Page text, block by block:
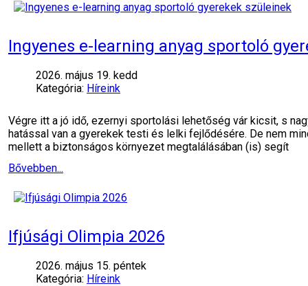
Ingyenes e-learning anyag sportoló
2026. május 19. kedd
Kategória: Híreink
Végre itt a jó idő, ezernyi sportolási lehetőség vár kicsit, s
hatással van a gyerekek testi és lelki fejlődésére. De nem
mellett a biztonságos környezet megtalálásában (is) segít
Bővebben...
Ifjúsági Olimpia 2026
2026. május 15. péntek
Kategória: Híreink